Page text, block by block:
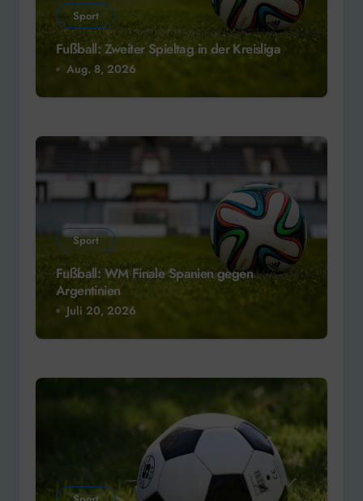
Sport
Fußball: Zweiter Spieltag in der Kreisliga
Aug. 8, 2026
Sport
Fußball: WM Finale Spanien gegen
Argentinien
Juli 20, 2026